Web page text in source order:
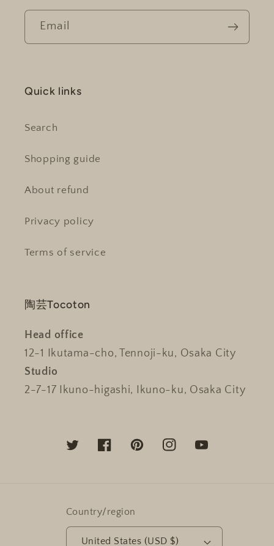
Email
Quick links
Search
Shopping guide
About refund
Privacy policy
Terms of service
陶芸Tocoton
Head office
12-1 Ikutama-cho, Tennoji-ku, Osaka City
Studio
2-7-17 Ikuno-higashi, Ikuno-ku, Osaka City
TwitterFacebookPinterestInstagramYouTube
Country/region
United States (USD $)